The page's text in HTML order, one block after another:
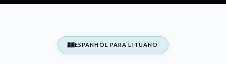
ESPANHOL PARA LITUANO